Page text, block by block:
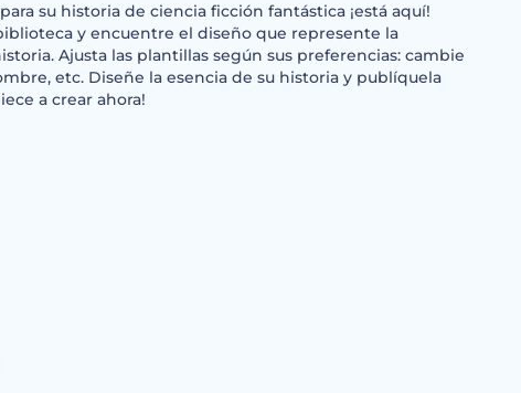
su historia de ciencia ficción fantástica ¡está aquí!
y encuentre el diseño que represente la
Ajusta las plantillas según sus preferencias: cambie
etc. Diseñe la esencia de su historia y publíquela
a crear ahora!